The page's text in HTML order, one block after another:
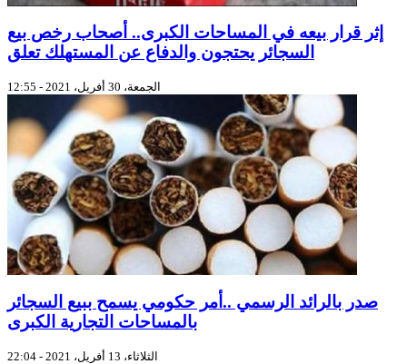
إثر قرار بيعه في المساحات الكبرى.. أصحاب رخص بيع
السجائر يحتجون والدفاع عن المستهلك تعلق
الجمعة، 30 أفريل، 2021 - 12:55
صدر بالرائد الرسمي ..أمر حكومي يسمح ببيع السجائر
بالمساحات التجارية الكبرى
الثلاثاء، 13 أفريل، 2021 - 22:04